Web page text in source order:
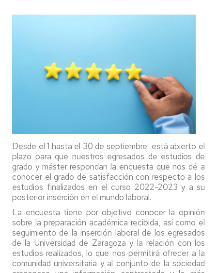
Desde el 1 hasta el 30 de septiembre está abierto el
plazo para que nuestros egresados de estudios de
grado y máster respondan la encuesta que nos dé a
conocer el grado de satisfacción con respecto a los
estudios finalizados en el curso 2022-2023 y a su
posterior inserción en el mundo laboral.
La encuesta tiene por objetivo conocer la opinión
sobre la preparación académica recibida, así como el
seguimiento de la inserción laboral de los egresados
de la Universidad de Zaragoza y la relación con los
estudios realizados, lo que nos permitirá ofrecer a la
comunidad universitaria y al conjunto de la sociedad